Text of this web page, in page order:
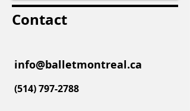
Contact
info@balletmontreal.ca
(514) 797-2788